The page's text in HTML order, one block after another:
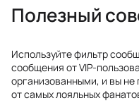
Полезный
Используйте фильтр
сообщения от VIP-
организованными, и вы не
от самых лояльных